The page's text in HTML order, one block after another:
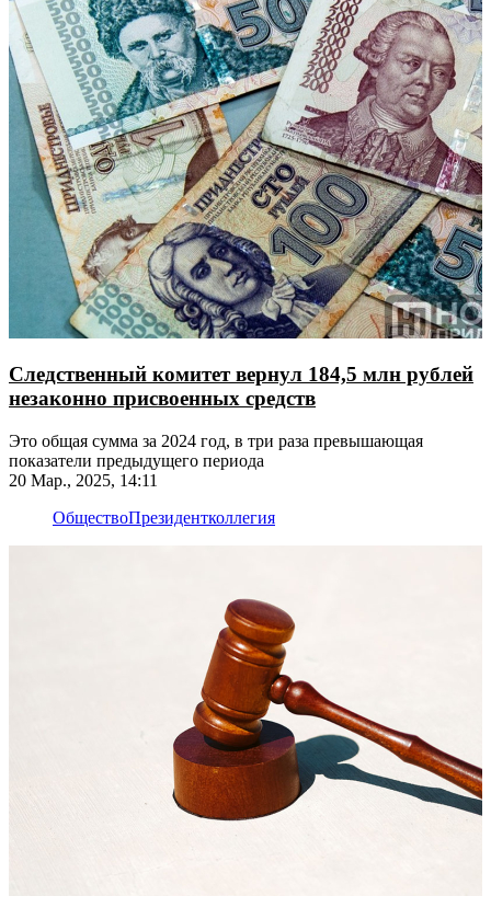
Следственный комитет вернул 184,5 млн рублей
незаконно присвоенных средств
Это общая сумма за 2024 год, в три раза превышающая
показатели предыдущего периода
20 Мар., 2025, 14:11
ОбществоПрезидентколлегия